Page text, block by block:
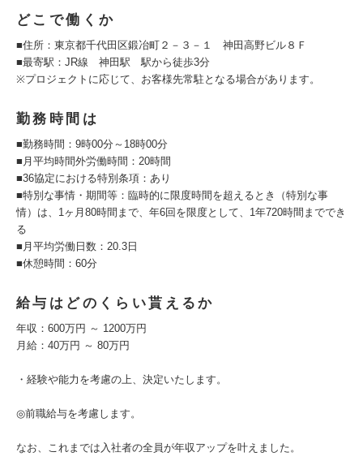
どこで働くか
■住所：東京都千代田区鍛冶町２－３－１ 神田高野ビル８Ｆ
■最寄駅：JR線 神田駅 駅から徒歩3分
※プロジェクトに応じて、お客様先常駐となる場合があります。
勤務時間は
■勤務時間：9時00分～18時00分
■月平均時間外労働時間：20時間
■36協定における特別条項：あり
■特別な事情・期間等：臨時的に限度時間を超えるとき（特別な事
情）は、1ヶ月80時間まで、年6回を限度として、1年720時間まででき
る
■月平均労働日数：20.3日
■休憩時間：60分
給与はどのくらい貰えるか
年収：600万円 ～ 1200万円
月給：40万円 ～ 80万円
・経験や能力を考慮の上、決定いたします。
◎前職給与を考慮します。
なお、これまでは入社者の全員が年収アップを叶えました。